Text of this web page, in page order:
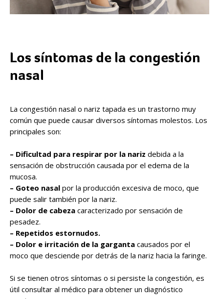
Los síntomas de la congestión
nasal
La congestión nasal o nariz tapada es un trastorno muy
común que puede causar diversos síntomas molestos. Los
principales son:
– Dificultad para respirar por la nariz debida a la
sensación de obstrucción causada por el edema de la
mucosa.
– Goteo nasal por la producción excesiva de moco, que
puede salir también por la nariz.
– Dolor de cabeza caracterizado por sensación de
pesadez.
– Repetidos estornudos.
– Dolor e irritación de la garganta causados por el
moco que desciende por detrás de la nariz hacia la faringe.
Si se tienen otros síntomas o si persiste la congestión, es
útil consultar al médico para obtener un diagnóstico